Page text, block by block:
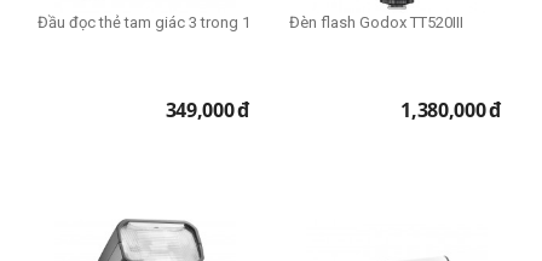
Đầu đọc thẻ tam giác 3 trong 1
349,000đ
Đèn flash Godox TT520III
1,380,000đ